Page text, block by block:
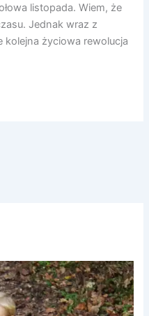
listopada. Wiem, że
Jednak wraz z
kolejna życiowa rewolucja